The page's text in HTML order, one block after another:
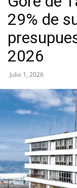
29% de
2026
Julio 1, 2026